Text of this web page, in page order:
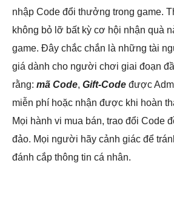
nhập Code đổi thưởng trong game.
không bỏ lỡ bất kỳ cơ hội nhận quà
game. Đây chắc chắn là những tài
giá dành cho người chơi giai đoạn
rằng: mã Code, Gift-Code được
miễn phí hoặc nhận được khi hoàn
Mọi hành vi mua bán, trao đổi Code
đảo. Mọi người hãy cảnh giác để
đánh cắp thông tin cá nhân.